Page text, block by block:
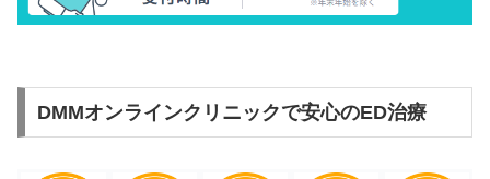
DMMオンラインクリニックで安心のED治療